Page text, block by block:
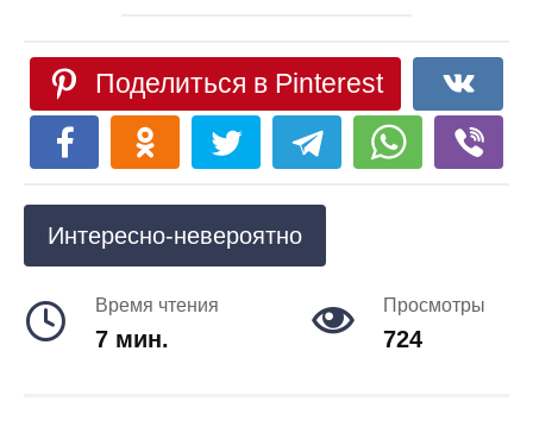
Поделиться в Pinterest
Интересно-невероятно
Время чтения
7 мин.
Просмотры
724